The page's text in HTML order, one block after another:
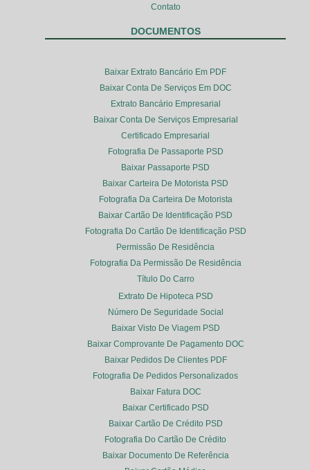
Contato
DOCUMENTOS
Baixar Extrato Bancário Em PDF
Baixar Conta De Serviços Em DOC
Extrato Bancário Empresarial
Baixar Conta De Serviços Empresarial
Certificado Empresarial
Fotografia De Passaporte PSD
Baixar Passaporte PSD
Baixar Carteira De Motorista PSD
Fotografia Da Carteira De Motorista
Baixar Cartão De Identificação PSD
Fotografia Do Cartão De Identificação PSD
Permissão De Residência
Fotografia Da Permissão De Residência
Título Do Carro
Extrato De Hipoteca PSD
Número De Seguridade Social
Baixar Visto De Viagem PSD
Baixar Comprovante De Pagamento DOC
Baixar Pedidos De Clientes PDF
Fotografia De Pedidos Personalizados
Baixar Fatura DOC
Baixar Certificado PSD
Baixar Cartão De Crédito PSD
Fotografia Do Cartão De Crédito
Baixar Documento De Referência